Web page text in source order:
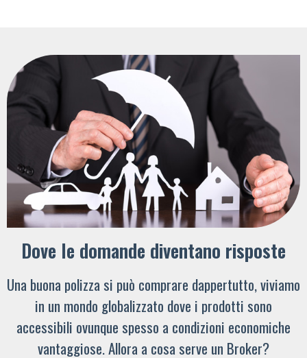
Dove le domande diventano risposte
Una buona polizza si può comprare dappertutto, viviamo
in un mondo globalizzato dove i prodotti sono
accessibili ovunque spesso a condizioni economiche
vantaggiose. Allora a cosa serve un Broker?